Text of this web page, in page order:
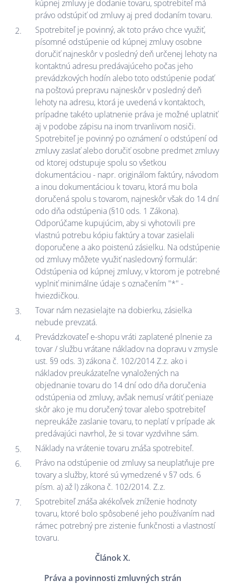
kúpnej zmluvy je dodanie tovaru, spotrebiteľ má
právo odstúpiť od zmluvy aj pred dodaním tovaru.
Spotrebiteľ je povinný, ak toto právo chce využiť,
písomné odstúpenie od kúpnej zmluvy osobne
doručiť najneskôr v posledný deň určenej lehoty na
kontaktnú adresu predávajúceho počas jeho
prevádzkových hodín alebo toto odstúpenie podať
na poštovú prepravu najneskôr v posledný deň
lehoty na adresu, ktorá je uvedená v kontaktoch,
prípadne takéto uplatnenie práva je možné uplatniť
aj v podobe zápisu na inom trvanlivom nosiči.
Spotrebiteľ je povinný po oznámení o odstúpení od
zmluvy zaslať alebo doručiť osobne predmet zmluvy
od ktorej odstupuje spolu so všetkou
dokumentáciou - napr. originálom faktúry, návodom
a inou dokumentáciou k tovaru, ktorá mu bola
doručená spolu s tovarom, najneskôr však do 14 dní
odo dňa odstúpenia (§10 ods. 1 Zákona).
Odporúčame kupujúcim, aby si vyhotovili pre
vlastnú potrebu kópiu faktúry a tovar zasielali
doporučene a ako poistenú zásielku. Na odstúpenie
od zmluvy môžete využiť nasledovný formulár:
Odstúpenia od kúpnej zmluvy, v ktorom je potrebné
vyplniť minimálne údaje s označením "*" -
hviezdičkou.
Tovar nám nezasielajte na dobierku, zásielka
nebude prevzatá.
Prevádzkovateľ e-shopu vráti zaplatené plnenie za
tovar / službu vrátane nákladov na dopravu v zmysle
ust. §9 ods. 3) zákona č. 102/2014 Z.z. ako i
nákladov preukázateľne vynaložených na
objednanie tovaru do 14 dní odo dňa doručenia
odstúpenia od zmluvy, avšak nemusí vrátiť peniaze
skôr ako je mu doručený tovar alebo spotrebiteľ
nepreukáže zaslanie tovaru, to neplatí v prípade ak
predávajúci navrhol, že si tovar vyzdvihne sám.
Náklady na vrátenie tovaru znáša spotrebiteľ.
Právo na odstúpenie od zmluvy sa neuplatňuje pre
tovary a služby, ktoré sú vymedzené v §7 ods. 6
písm. a) až l) zákona č. 102/2014. Z.z.
Spotrebiteľ znáša akékoľvek zníženie hodnoty
tovaru, ktoré bolo spôsobené jeho používaním nad
rámec potrebný pre zistenie funkčnosti a vlastností
tovaru.
Článok X.
Práva a povinnosti zmluvných strán